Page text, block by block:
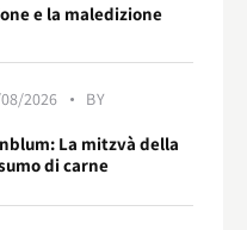
e la maledizione
2026
BY
La mitzvà della
di carne